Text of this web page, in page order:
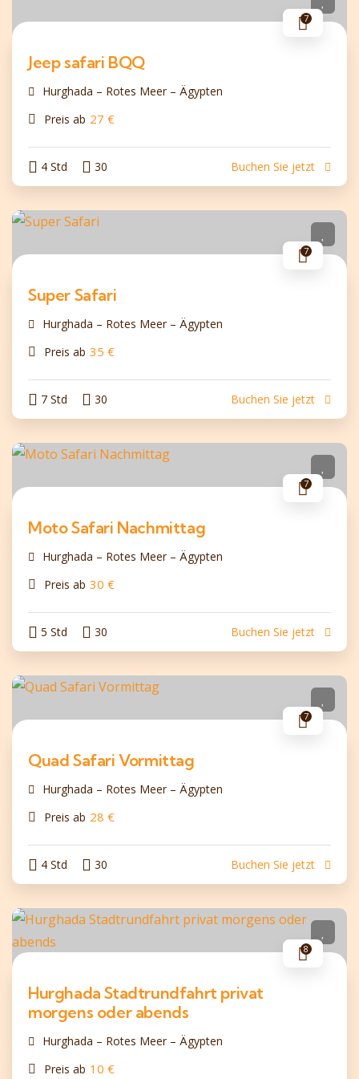
7
Jeep safari BQQ
Hurghada – Rotes Meer – Ägypten
Preis ab 27 €
4 Std 30 Buchen Sie jetzt
7
Super Safari
Hurghada – Rotes Meer – Ägypten
Preis ab 35 €
7 Std 30 Buchen Sie jetzt
7
Moto Safari Nachmittag
Hurghada – Rotes Meer – Ägypten
Preis ab 30 €
5 Std 30 Buchen Sie jetzt
7
Quad Safari Vormittag
Hurghada – Rotes Meer – Ägypten
Preis ab 28 €
4 Std 30 Buchen Sie jetzt
8
Hurghada Stadtrundfahrt privat
morgens oder abends
Hurghada – Rotes Meer – Ägypten
Preis ab 10 €